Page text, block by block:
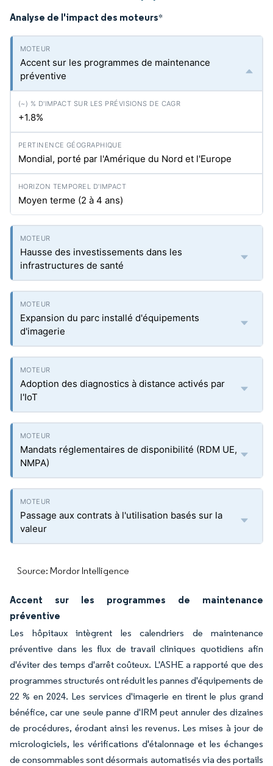
Analyse de l'impact des moteurs*
Accent sur les programmes de maintenance
préventive
+1.8%
Mondial, porté par l'Amérique du Nord et l'Europe
Moyen terme (2 à 4 ans)
Hausse des investissements dans les
infrastructures de santé
Expansion du parc installé d'équipements
d'imagerie
Adoption des diagnostics à distance activés par
l'IoT
Mandats réglementaires de disponibilité (RDM UE,
NMPA)
Passage aux contrats à l'utilisation basés sur la
valeur
Source: Mordor Intelligence
Accent sur les programmes de maintenance
préventive
Les hôpitaux intègrent les calendriers de maintenance
préventive dans les flux de travail cliniques quotidiens afin
d'éviter des temps d'arrêt coûteux. L'ASHE a rapporté que des
programmes structurés ont réduit les pannes d'équipements de
22 % en 2024. Les services d'imagerie en tirent le plus grand
bénéfice, car une seule panne d'IRM peut annuler des dizaines
de procédures, érodant ainsi les revenus. Les mises à jour de
micrologiciels, les vérifications d'étalonnage et les échanges
de consommables sont désormais automatisés via des portails